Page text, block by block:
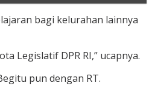
bagi kelurahan lainnya
Legislatif DPR RI,” ucapnya.
pun dengan RT.